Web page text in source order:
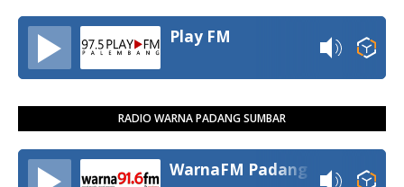
Play FM
RADIO WARNA PADANG SUMBAR
WarnaFM Padang